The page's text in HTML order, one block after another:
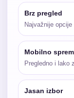
Brz pregled
Najvažnije
Mobilno
Pregledno i lako
Jasan izbor